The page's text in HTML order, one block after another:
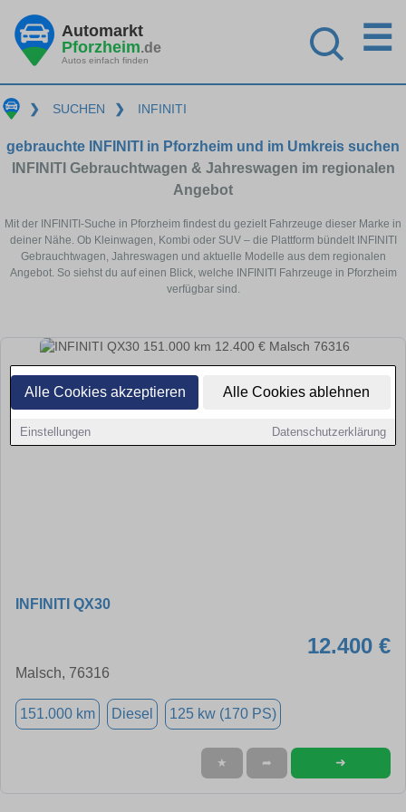
Alle Cookies akzeptieren Alle Cookies ablehnen
Einstellungen Datenschutzerklärung
Automarkt
Pforzheim.de
Autos einfach finden
☰
❯ SUCHEN ❯ INFINITI
gebrauchte INFINITI in Pforzheim und im Umkreis suchen
INFINITI Gebrauchtwagen & Jahreswagen im regionalen
Angebot
Mit der INFINITI-Suche in Pforzheim findest du gezielt Fahrzeuge dieser Marke in
deiner Nähe. Ob Kleinwagen, Kombi oder SUV – die Plattform bündelt INFINITI
Gebrauchtwagen, Jahreswagen und aktuelle Modelle aus dem regionalen
Angebot. So siehst du auf einen Blick, welche INFINITI Fahrzeuge in Pforzheim
verfügbar sind.
INFINITI QX30
12.400 €
Malsch, 76316
151.000 km Diesel 125 kw (170 PS)
★ ➦ ➜